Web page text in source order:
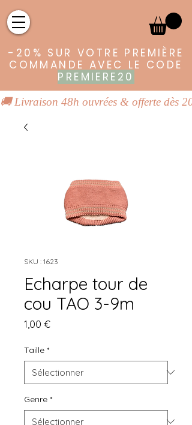
-20% SUR VOTRE PREMIÈRE
COMMANDE AVEC LE CODE
PREMIERE20
🚚 Livraison 48h ouvrées & offerte dès
SKU : 1623
Echarpe tour de
cou TAO 3-9m
1,00 €Prix
Taille *
Genre *